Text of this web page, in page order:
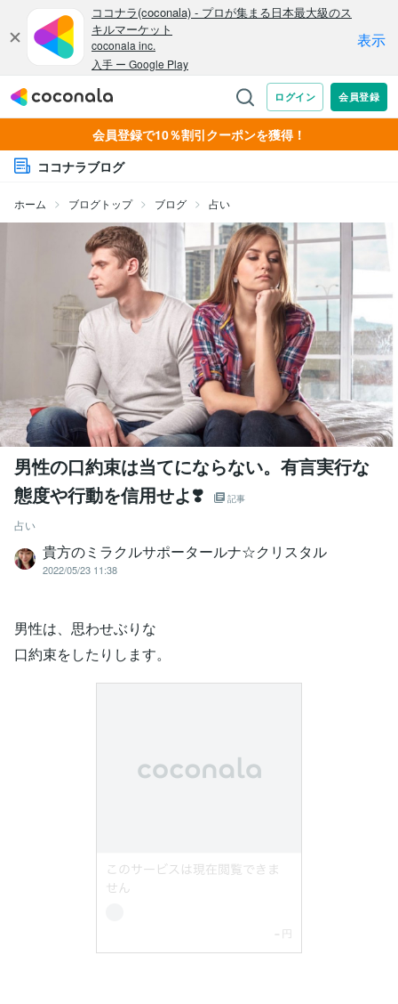
会員登録で10％割引クーポンを獲得！
ココナラブログ
ホーム ブログトップ ブログ 占い
男性の口約束は当てにならない。有言実行な
態度や行動を信用せよ❣️
記事
占い
貴方のミラクルサポータールナ☆クリスタル
2022/05/23 11:38
男性は、思わせぶりな
口約束をしたりします。